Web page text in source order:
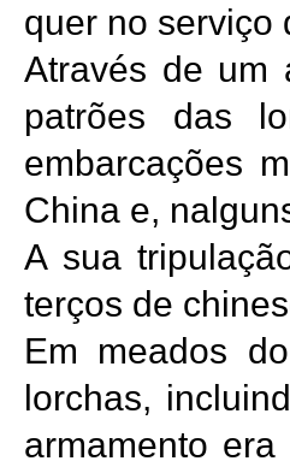
quer no serviço
Através de um
patrões das
embarcações
China e,
A sua
terços de
Em meados
lorchas,
armamento